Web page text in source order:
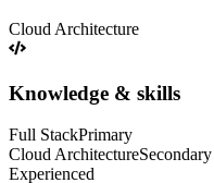
Cloud Architecture
Knowledge & skills
Full StackPrimary
Cloud ArchitectureSecondary
Experienced